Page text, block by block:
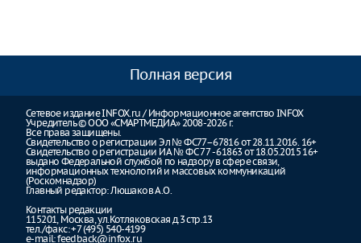
Полная версия
Сетевое издание INFOX.ru / Информационное агентство INFOX
Учредитель © ООО «СМАРТМЕДИА» 2008-2026 г.
Все права защищены.
Свидетельство о регистрации Эл № ФС77–67816 от 28.11.2016. 16+
Свидетельство о регистрации ИА № ФС 77 - 61863 от 18.05.2015 16+
выдано Федеральной службой по надзору в сфере связи,
информационных технологий и массовых коммуникаций
(Роскомнадзор)
Главный редактор: Люшаков А.О.
Контакты редакции
115201, Москва, ул.Котляковская д.3 стр.13
тел./факс: +7 (495) 540-4199
e-mail:feedback@infox.ru